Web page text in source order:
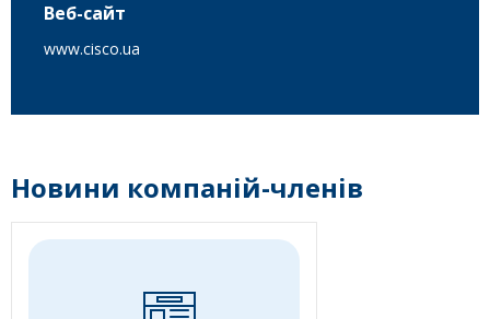
Веб-сайт
www.cisco.ua
Новини компаній-членів